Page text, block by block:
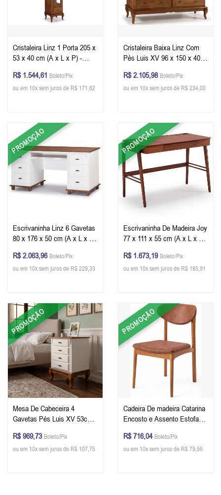
Cristaleira Linz 1 Porta 205 x
53 x 40 cm (A x L x P) -
R$ 1.544,61 Boleto/Pix
ou em 10x sem juros de R$ 171,62
Cristaleira Baixa Linz Com
Pés Luis XV 96 x 150 x 40
Glazer
R$ 2.105,98 Boleto/Pix
ou em 10x sem juros de R$ 234,00
PROMOÇÃO
Escrivaninha Linz 6 Gavetas
80 x 176 x 50 cm (A x L x P)
R$ 2.063,96 Boleto/Pix
ou em 10x sem juros de R$ 229,33
PROMOÇÃO
Escrivaninha De Madeira Joy
77 x 111 x 55 cm (A x L x P)
R$ 1.673,19 Boleto/Pix
ou em 10x sem juros de R$ 185,91
PROMOÇÃO
Mesa De Cabeceira 4
Gavetas Pés Luis XV 53cm
R$ 969,73 Boleto/Pix
ou em 10x sem juros de R$ 107,75
PROMOÇÃO
Cadeira De madeira Catarina
Encosto e Assento Estofado
Cor Champagne Tecido
Corino Caramelo 133B
R$ 716,04 Boleto/Pix
ou em 10x sem juros de R$ 79,56